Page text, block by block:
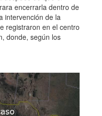
encerrarla dentro de
intervención de la
registraron en el centro
donde, según los